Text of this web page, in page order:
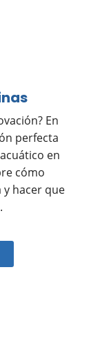
En
perfecta
en
cómo
hacer que